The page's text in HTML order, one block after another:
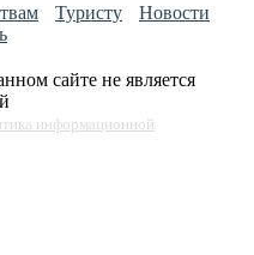
Туристу
Новости
сайте не является
информационной